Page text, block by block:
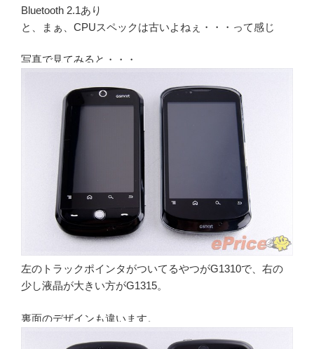
Bluetooth 2.1あり
と、まぁ、CPUスペックは古いよねぇ・・・って感じ
写真で見てみると・・・
左のトラックポインタがついてるやつがG1310で、右の
少し液晶が大きい方がG1315。
裏面のデザインも違います。